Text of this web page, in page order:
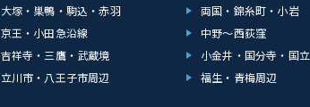
大塚・巣鴨・駒込・赤羽
両国・錦糸町・小岩
京王・小田急沿線
中野～西荻窪
吉祥寺・三鷹・武蔵境
小金井・国分寺・国立
立川市・八王子市周辺 福生・青梅周辺